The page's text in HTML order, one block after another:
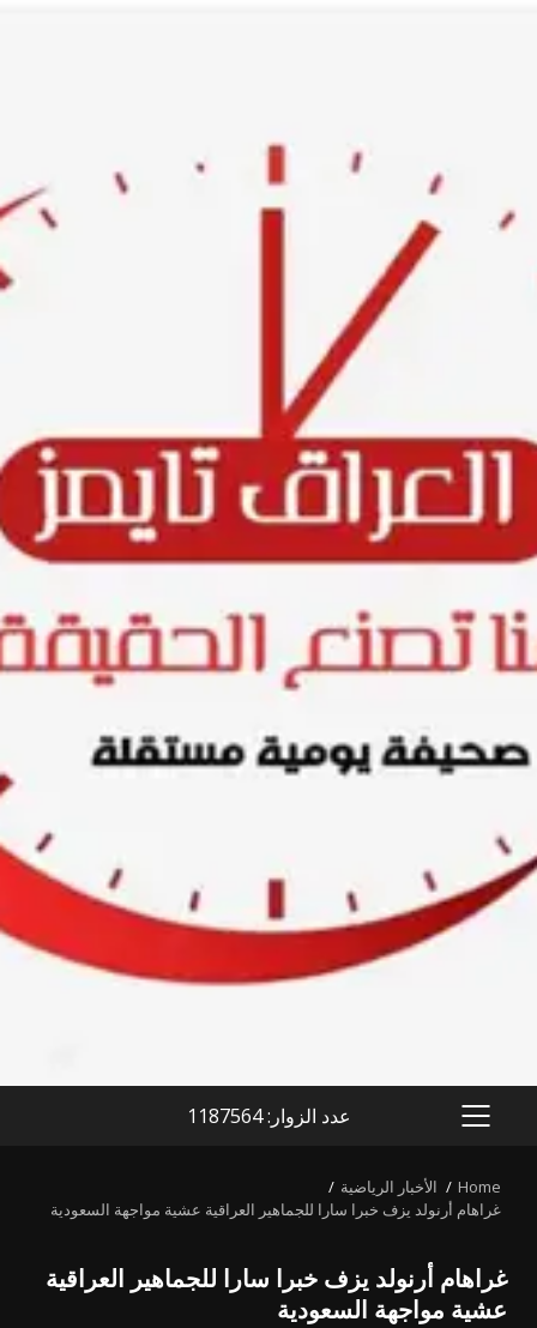
PRIMARY
عدد الزوار: 1187564
Home
الأخبار الرياضية
غراهام أرنولد يزف خبرا سارا للجماهير العراقية عشية مواجهة السعودية
غراهام أرنولد يزف خبرا سارا للجماهير العراقية
عشية مواجهة السعودية